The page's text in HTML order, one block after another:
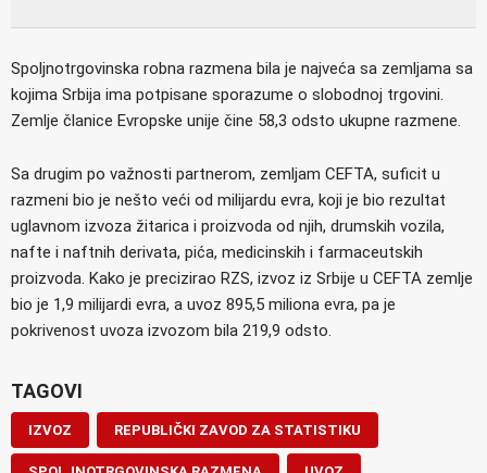
Spoljnotrgovinska robna razmena bila je najveća sa zemljama sa
kojima Srbija ima potpisane sporazume o slobodnoj trgovini.
Zemlje članice Evropske unije čine 58,3 odsto ukupne razmene.
Sa drugim po važnosti partnerom, zemljam CEFTA, suficit u
razmeni bio je nešto veći od milijardu evra, koji je bio rezultat
uglavnom izvoza žitarica i proizvoda od njih, drumskih vozila,
nafte i naftnih derivata, pića, medicinskih i farmaceutskih
proizvoda. Kako je precizirao RZS, izvoz iz Srbije u CEFTA zemlje
bio je 1,9 milijardi evra, a uvoz 895,5 miliona evra, pa je
pokrivenost uvoza izvozom bila 219,9 odsto.
TAGOVI
IZVOZ REPUBLIČKI ZAVOD ZA STATISTIKU